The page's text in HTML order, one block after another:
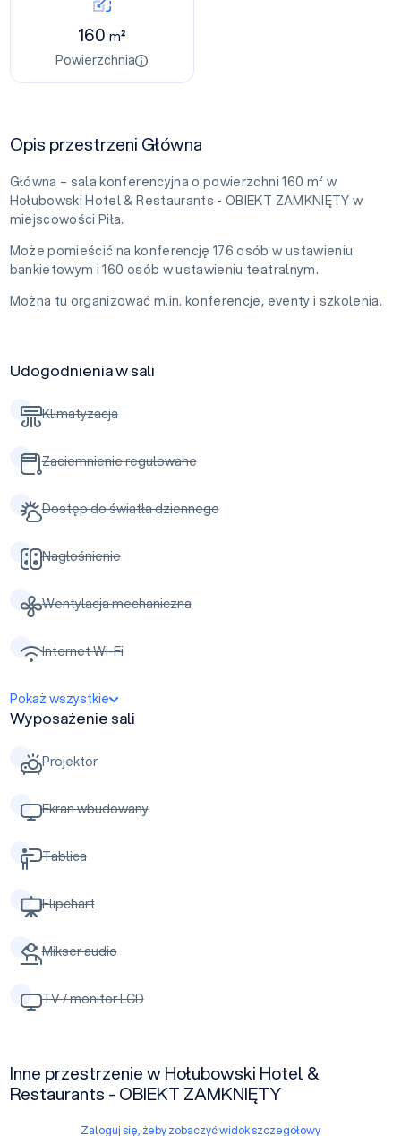
160m²
Powierzchnia
Opis przestrzeni Główna
Główna – sala konferencyjna o powierzchni 160 m² w
Hołubowski Hotel & Restaurants - OBIEKT ZAMKNIĘTY w
miejscowości Piła.
Może pomieścić na konferencję 176 osób w ustawieniu
bankietowym i 160 osób w ustawieniu teatralnym.
Można tu organizować m.in. konferencje, eventy i szkolenia.
Udogodnienia w sali
Klimatyzacja
Zaciemnienie regulowane
Dostęp do światła dziennego
Nagłośnienie
Wentylacja mechaniczna
Internet Wi-Fi
Pokaż wszystkie
Wyposażenie sali
Projektor
Ekran wbudowany
Tablica
Flipchart
Mikser audio
TV / monitor LCD
Inne przestrzenie w Hołubowski Hotel &
Restaurants - OBIEKT ZAMKNIĘTY
Zaloguj się, żeby zobaczyć widok szczegółowy